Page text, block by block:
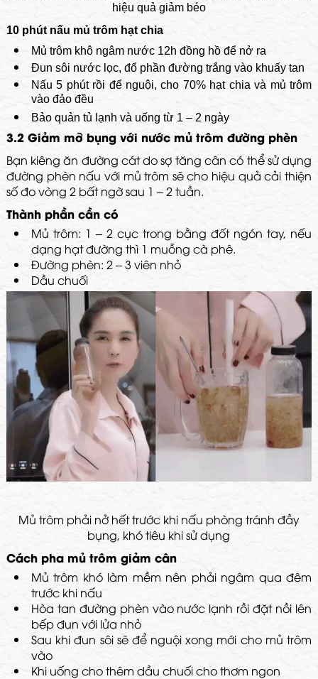
hiệu quả giảm béo
10 phút nấu mủ trôm hạt chia
Mủ trôm khô ngâm nước 12h đồng hồ để nở ra
Đun sôi nước lọc, đổ phần đường trắng vào khuấy tan
Nấu 5 phút rồi để nguội, cho 70% hạt chia và mủ trôm
vào đảo đều
Bảo quản tủ lạnh và uống từ 1 – 2 ngày
3.2 Giảm mỡ bụng với nước mủ trôm đường phèn
Bạn kiêng ăn đường cát do sợ tăng cân có thể sử dụng
đường phèn nấu với mủ trôm sẽ cho hiệu quả cải thiện
số đo vòng 2 bất ngờ sau 1 – 2 tuần.
Thành phần cần có
Mủ trôm: 1 – 2 cục trong bằng đốt ngón tay, nếu
dạng hạt đường thì 1 muỗng cà phê.
Đường phèn: 2 – 3 viên nhỏ
Dầu chuối
Mủ trôm phải nở hết trước khi nấu phòng tránh đầy
bụng, khó tiêu khi sử dụng
Cách pha mủ trôm giảm cân
Mủ trôm khó làm mềm nên phải ngâm qua đêm
trước khi nấu
Hòa tan đường phèn vào nước lạnh rồi đặt nồi lên
bếp đun với lửa nhỏ
Sau khi đun sôi sẽ để nguội xong mới cho mủ trôm
vào
Khi uống cho thêm dầu chuối cho thơm ngon